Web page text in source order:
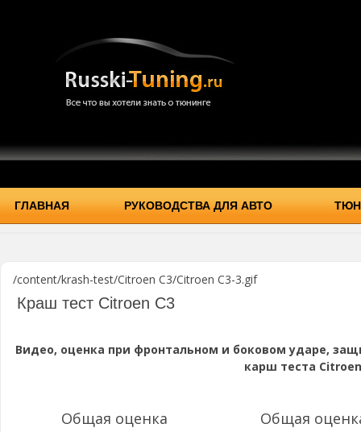
ГЛАВНАЯ РУКОВОДСТВА ДЛЯ АВТО
/content/krash-test/Citroen C3/Citroen C3-3.gif
Краш тест Citroen C3
Видео, оценка при фронтальном и боковом ударе,
карш теста
Общая оценка
Общая